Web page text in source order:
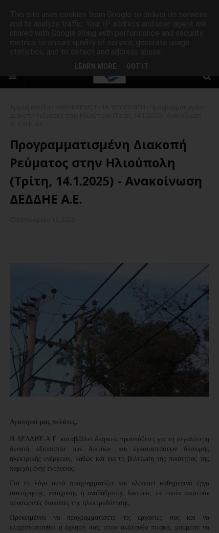
Προγραμματισμένη Διακοπή
Ρεύματος στην Ηλιούπολη
(Τρίτη, 14.1.2025) - Ανακοίνωση
ΔΕΔΔΗΕ Α.Ε.
Αγαπητοί μας πελάτες,
H ΔΕΔΔΗΕ Α.Ε. καταβάλλει διαρκείς προσπάθειες για τη μεγαλύτερη
δυνατή αξιοπιστία των δικτύων και εγκαταστάσεων διανομής
ηλεκτρικής ενέργειας, καθώς και για τη βελτίωση της ποιότητας της
παρεχόμενης ενέργειας.
Για το λόγο αυτό προγραμματίζει και υλοποιεί καθημερινά έργα
συντήρησης, ενίσχυσης ή αναβάθμισης δικτύων, τα οποία απαιτούν
προσωρινές διακοπές της ηλεκτροδότησης.
Προκειμένου να προγραμματίσετε τις εργασίες σας και να
ελαχιστοποιηθεί η όχλησή σας, στον ακόλουθο πίνακα, μπορείτε να
LEARN MORE GOT IT